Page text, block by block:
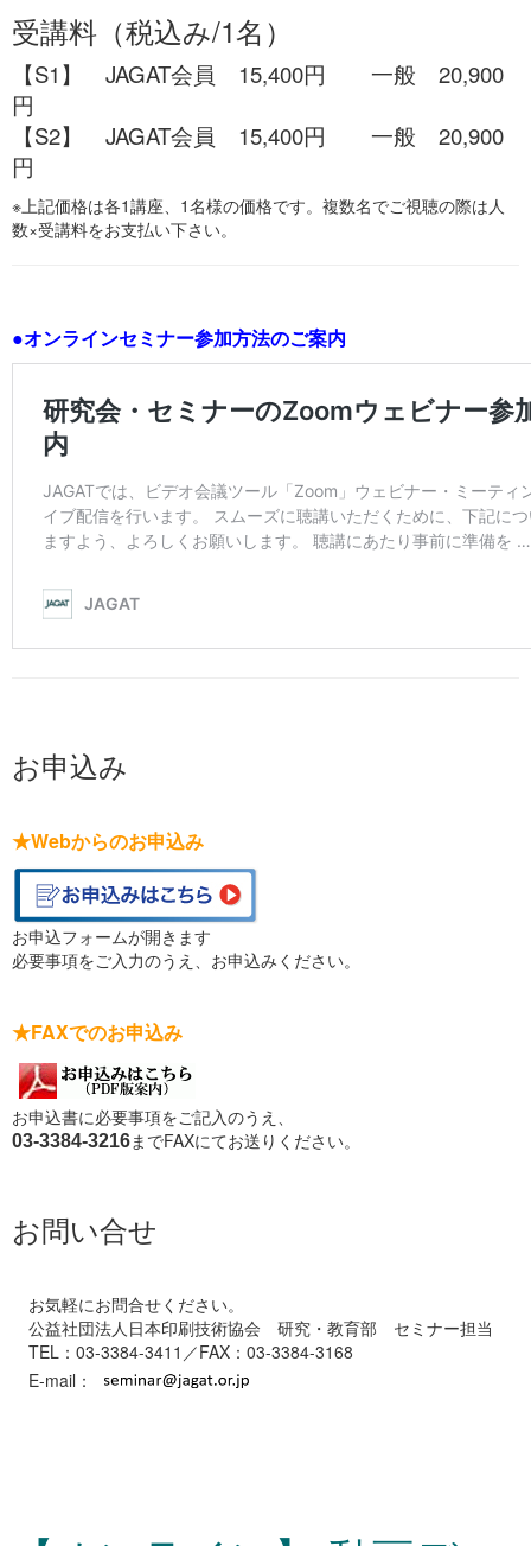
受講料（税込み/1名）
【S1】
JAGAT会員 15,400円 一般 20,900
円
【S2】 JAGAT会員 15,400円 一般 20,900
円
※上記価格は各1講座、1名様の価格です。複数名でご視聴の際は人
数×受講料をお支払い下さい。
●オンラインセミナー参加方法のご案内
お申込み
★Webからのお申込み
お申込フォームが開きます
必要事項をご入力のうえ、お申込みください。
★FAXでのお申込み
お申込書に必要事項をご記入のうえ、
03-3384-3216までFAXにてお送りください。
お問い合せ
お気軽にお問合せください。
公益社団法人日本印刷技術協会 研究・教育部 セミナー担当
TEL：03-3384-3411／FAX：03-3384-3168
E-mail：